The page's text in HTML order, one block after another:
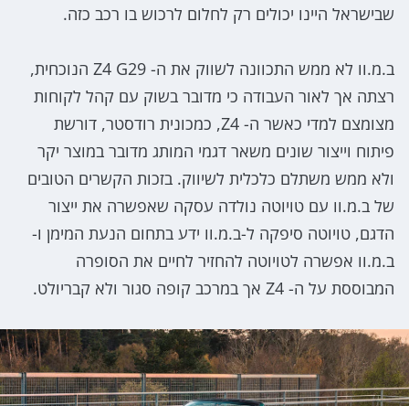
שבישראל היינו יכולים רק לחלום לרכוש בו רכב כזה.
ב.מ.וו לא ממש התכוונה לשווק את ה- Z4 G29 הנוכחית,
רצתה אך לאור העבודה כי מדובר בשוק עם קהל לקוחות
מצומצם למדי כאשר ה- Z4, כמכונית רודסטר, דורשת
פיתוח וייצור שונים משאר דגמי המותג מדובר במוצר יקר
ולא ממש משתלם כלכלית לשיווק. בזכות הקשרים הטובים
של ב.מ.וו עם טויוטה נולדה עסקה שאפשרה את ייצור
הדגם, טויוטה סיפקה ל-ב.מ.וו ידע בתחום הנעת המימן ו-
ב.מ.וו אפשרה לטויוטה להחזיר לחיים את הסופרה
המבוססת על ה- Z4 אך במרכב קופה סגור ולא קבריולט.